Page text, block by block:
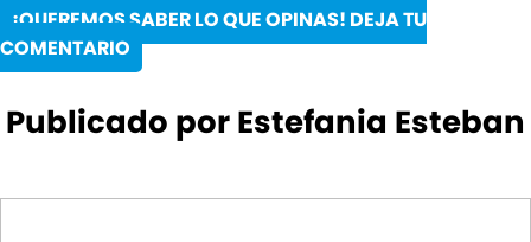
¡QUEREMOS SABER LO QUE OPINAS! DEJA TU
COMENTARIO
Publicado por Estefania Esteban